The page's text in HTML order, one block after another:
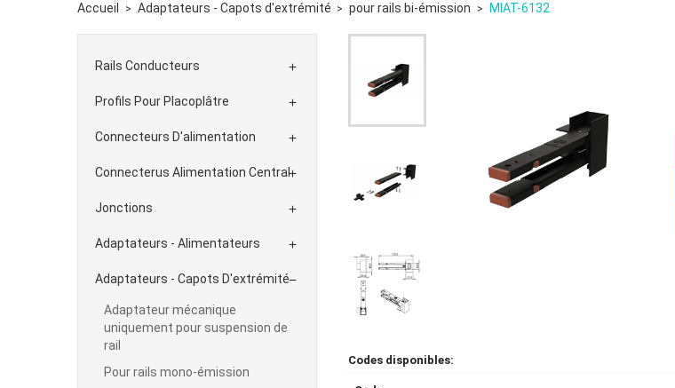
Accueil Adaptateurs - Capots d'extrémité pour rails bi-émission MIAT-6132
Rails Conducteurs 
Profils Pour Placoplâtre 
Connecteurs D'alimentation 
Connecterus Alimentation Central
Jonctions 
Adaptateurs - Alimentateurs 
Adaptateurs - Capots D'extrémité
Adaptateur mécanique
uniquement pour suspension de
rail
Pour rails mono-émission
Codes disponibles: